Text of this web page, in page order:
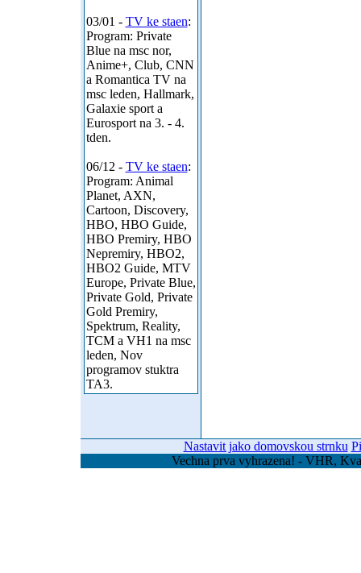
03/01 - TV ke staen:
Program: Private
Blue na msc nor,
Anime+, Club, CNN
a Romantica TV na
msc leden, Hallmark,
Galaxie sport a
Eurosport na 3. - 4.
tden.
06/12 - TV ke staen:
Program: Animal
Planet, AXN,
Cartoon, Discovery,
HBO, HBO Guide,
HBO Premiry, HBO
Nepremiry, HBO2,
HBO2 Guide, MTV
Europe, Private Blue,
Private Gold, Private
Gold Premiry,
Spektrum, Reality,
TCM a VH1 na msc
leden, Nov
programov stuktra
TA3.
Nastavit jako domovskou strnku
Vechna prva vyhrazena! - VHR,